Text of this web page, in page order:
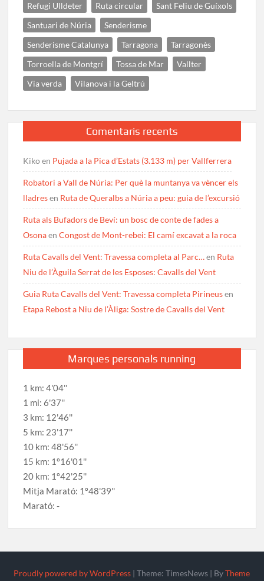
Refugi Ulldeter
Ruta circular
Sant Feliu de Guíxols
Santuari de Núria
Senderisme
Senderisme Catalunya
Tarragona
Tarragonès
Torroella de Montgrí
Tossa de Mar
Vallter
Via verda
Vilanova i la Geltrú
Comentaris recents
Kikoen Pujada a la Pica d’Estats (3.133 m) per Vallferrera
Robatori a Vall de Núria: Per què la muntanya va vèncer els
lladresen Ruta de Queralbs a Núria a peu: guia de l’excursió
Ruta als Bufadors de Beví: un bosc de conte de fades a
OsonaenCongost de Mont-rebei: El camí excavat a la roca
Ruta Cavalls del Vent: Travessa completa al Parc…en Ruta
Niu de l’Àguila Serrat de les Esposes: Cavalls del Vent
Guia Ruta Cavalls del Vent: Travessa completa Pirineusen
Etapa Rebost a Niu de l’Àliga: Sostre de Cavalls del Vent
Marques personals running
1 km: 4'04''
1 mi: 6'37''
3 km: 12'46''
5 km: 23'17''
10 km: 48'56''
15 km: 1º16'01''
20 km: 1º42'25''
Mitja Marató: 1º48'39''
Marató: -
Proudly powered by WordPress |Theme: TimesNews | ByTheme